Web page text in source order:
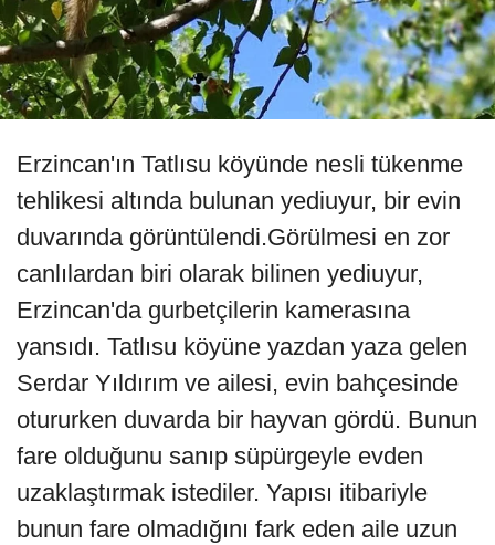
Erzincan'ın Tatlısu köyünde nesli tükenme
tehlikesi altında bulunan yediuyur, bir evin
duvarında görüntülendi.Görülmesi en zor
canlılardan biri olarak bilinen yediuyur,
Erzincan'da gurbetçilerin kamerasına
yansıdı. Tatlısu köyüne yazdan yaza gelen
Serdar Yıldırım ve ailesi, evin bahçesinde
otururken duvarda bir hayvan gördü. Bunun
fare olduğunu sanıp süpürgeyle evden
uzaklaştırmak istediler. Yapısı itibariyle
bunun fare olmadığını fark eden aile uzun